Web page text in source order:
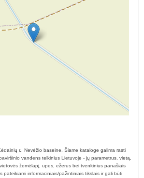
r., Nevėžio baseine. Šiame kataloge galima rasti
vandens telkinius Lietuvoje - jų parametrus, vietą,
žemėlapį, upes, ežerus bei tvenkinius panašiais
pateikiami informaciniais/pažintiniais tikslais ir gali būti